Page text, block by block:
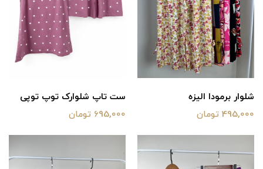
شلوار‌ برمودا الیزه
495,000 تومان
ست تاپ شلوارک توپ توپی
695,000 تومان